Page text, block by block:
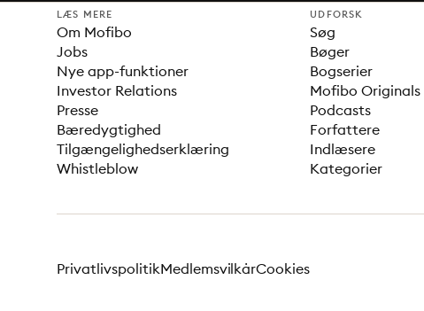
LÆS MERE
Om Mofibo
Jobs
Nye app-funktioner
Investor Relations
Presse
Bæredygtighed
Tilgængelighedserklæring
Whistleblow
UDFORSK
Søg
Bøger
Bogserier
Mofibo Originals
Podcasts
Forfattere
Indlæsere
Kategorier
PrivatlivspolitikMedlemsvilkårCookies